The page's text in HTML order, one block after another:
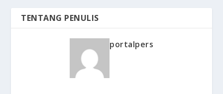
TENTANG PENULIS
portalpers